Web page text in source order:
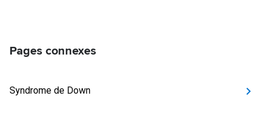
Pages connexes
Syndrome de Down